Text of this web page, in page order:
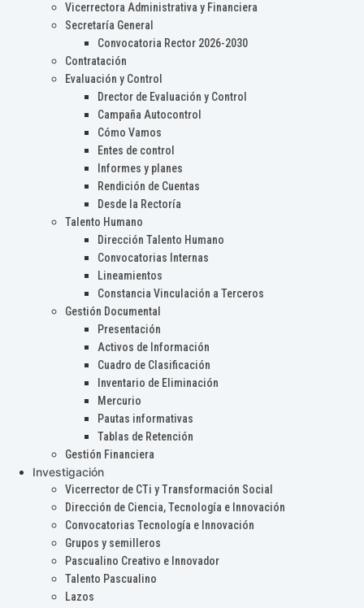
Vicerrectora Administrativa y Financiera
Secretaría General
Convocatoria Rector 2026-2030
Contratación
Evaluación y Control
Drector de Evaluación y Control
Campaña Autocontrol
Cómo Vamos
Entes de control
Informes y planes
Rendición de Cuentas
Desde la Rectoría
Talento Humano
Dirección Talento Humano
Convocatorias Internas
Lineamientos
Constancia Vinculación a Terceros
Gestión Documental
Presentación
Activos de Información
Cuadro de Clasificación
Inventario de Eliminación
Mercurio
Pautas informativas
Tablas de Retención
Gestión Financiera
Investigación
Vicerrector de CTi y Transformación Social
Dirección de Ciencia, Tecnología e Innovación
Convocatorias Tecnología e Innovación
Grupos y semilleros
Pascualino Creativo e Innovador
Talento Pascualino
Lazos